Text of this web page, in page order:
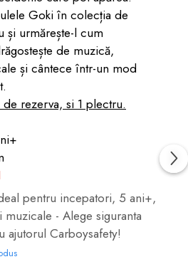
Goki în colecția de
și urmărește-l cum
de muzică,
și cântece într-un mod
rezerva, si 1 plectru.
pentru incepatori, 5 ani+,
- Alege siguranta
ajutorul Carboysafety!